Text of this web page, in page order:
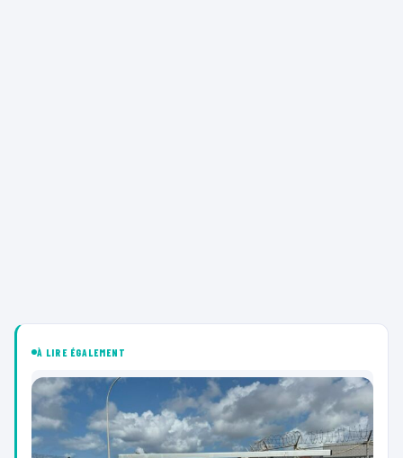
À LIRE ÉGALEMENT